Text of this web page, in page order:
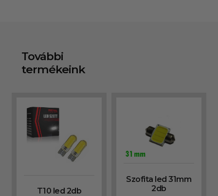
További
termékeink
T10 led 2db
Szofita led 31mm
2db